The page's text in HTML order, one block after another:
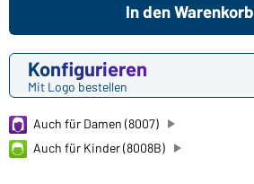
Konfigurieren
Mit Logo bestellen
In den Warenkorb
Auch für Damen (8007)
Auch für Kinder (8008B)